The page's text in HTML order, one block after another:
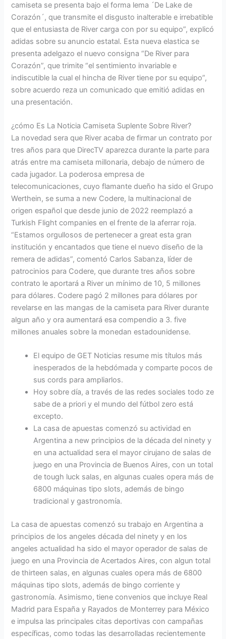
camiseta se presenta bajo el forma lema ´De Lake de
Corazón´, que transmite el disgusto inalterable e irrebatible
que el entusiasta de River carga con por su equipo”, explicó
adidas sobre su anuncio estatal. Esta nueva elastica se
presenta adelgazo el nuevo consigna “De River para
Corazón”, que trimite “el sentimiento invariable e
indiscutible la cual el hincha de River tiene por su equipo”,
sobre acuerdo reza un comunicado que emitió adidas en
una presentación.
¿cómo Es La Noticia Camiseta Suplente Sobre River?
La novedad sera que River acaba de firmar un contrato por
tres años para que DirecTV aparezca durante la parte para
atrás entre ma camiseta millonaria, debajo de número de
cada jugador. La poderosa empresa de
telecomunicaciones, cuyo flamante dueño ha sido el Grupo
Werthein, se suma a new Codere, la multinacional de
origen español que desde junio de 2022 reemplazó a
Turkish Flight companies en el frente de la aferrar roja.
“Estamos orgullosos de pertenecer a great esta gran
institución y encantados que tiene el nuevo diseño de la
remera de adidas”, comentó Carlos Sabanza, líder de
patrocinios para Codere, que durante tres años sobre
contrato le aportará a River un mínimo de 10, 5 millones
para dólares. Codere pagó 2 millones para dólares por
revelarse en las mangas de la camiseta para River durante
algun año y ora aumentará esa compendio a 3. five
millones anuales sobre la monedan estadounidense.
El equipo de GET Noticias resume mis títulos más
inesperados de la hebdómada y comparte pocos de
sus cords para ampliarlos.
Hoy sobre día, a través de las redes sociales todo ze
sabe de a priori y el mundo del fútbol zero está
excepto.
La casa de apuestas comenzó su actividad en
Argentina a new principios de la década del ninety y
en una actualidad sera el mayor cirujano de salas de
juego en una Provincia de Buenos Aires, con un total
de tough luck salas, en algunas cuales opera más de
6800 máquinas tipo slots, además de bingo
tradicional y gastronomía.
La casa de apuestas comenzó su trabajo en Argentina a
principios de los angeles década del ninety y en los
angeles actualidad ha sido el mayor operador de salas de
juego en una Provincia de Acertados Aires, con algun total
de thirteen salas, en algunas cuales opera más de 6800
máquinas tipo slots, además de bingo corriente y
gastronomía. Asimismo, tiene convenios que incluye Real
Madrid para España y Rayados de Monterrey para México
e impulsa las principales citas deportivas con campañas
específicas, como todas las desarrolladas recientemente